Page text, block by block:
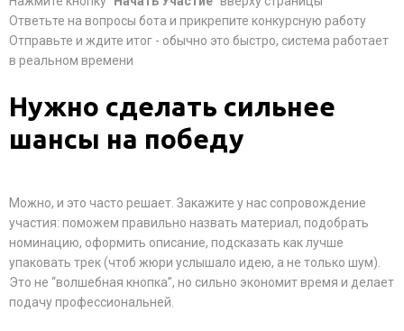
Ответьте на вопросы бота и прикрепите конкурсную работу
Отправьте и ждите итог - обычно это быстро, система работает
в реальном времени
Нужно сделать сильнее
шансы на победу
Можно, и это часто решает. Закажите у нас сопровождение
участия: поможем правильно назвать материал, подобрать
номинацию, оформить описание, подсказать как лучше
упаковать трек (чтоб жюри услышало идею, а не только шум).
Это не “волшебная кнопка”, но сильно экономит время и делает
подачу профессиональней.